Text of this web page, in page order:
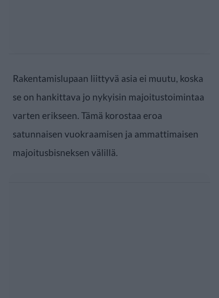
Rakentamislupaan liittyvä asia ei muutu, koska
se on hankittava jo nykyisin majoitustoimintaa
varten erikseen. Tämä korostaa eroa
satunnaisen vuokraamisen ja ammattimaisen
majoitusbisneksen välillä.